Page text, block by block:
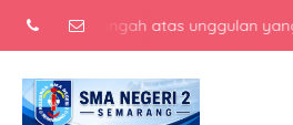
menengah atas unggulan yang